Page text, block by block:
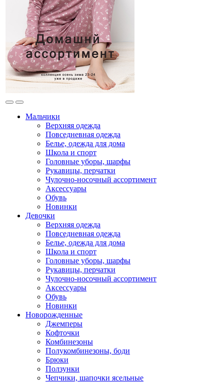
Мальчики
Верхняя одежда
Повседневная одежда
Белье, одежда для дома
Школа и спорт
Головные уборы, шарфы
Рукавицы, перчатки
Чулочно-носочный ассортимент
Аксессуары
Обувь
Новинки
Девочки
Верхняя одежда
Повседневная одежда
Белье, одежда для дома
Школа и спорт
Головные уборы, шарфы
Рукавицы, перчатки
Чулочно-носочный ассортимент
Аксессуары
Обувь
Новинки
Новорожденные
Джемперы
Кофточки
Комбинезоны
Полукомбинезоны, боди
Брюки
Ползунки
Чепчики, шапочки ясельные